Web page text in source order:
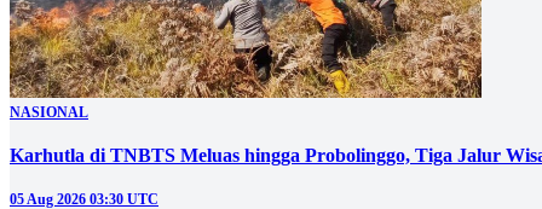
NASIONAL
05 Aug 2026 03:30 UTC